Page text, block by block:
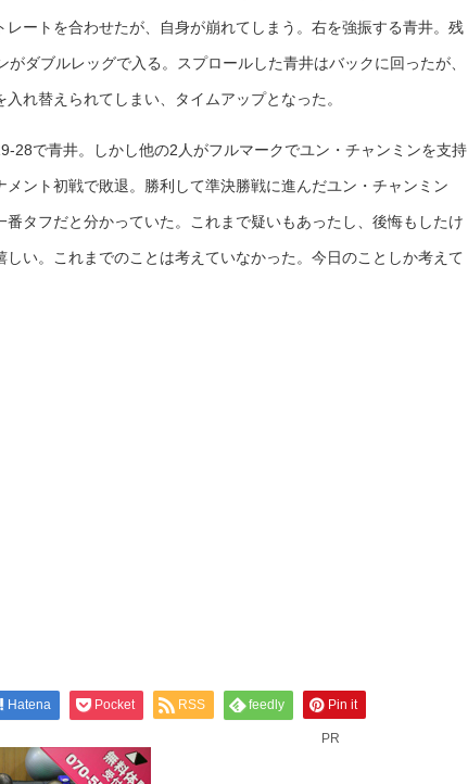
レートを合わせたが、自身が崩れてしまう。右を強振する青井。残
がダブルレッグで入る。スプロールした青井はバックに回ったが、
れ替えられてしまい、タイムアップとなった。
28で青井。しかし他の2人がフルマークでユン・チャンミンを支持
メント初戦で敗退。勝利して準決勝戦に進んだユン・チャンミン
番タフだと分かっていた。これまで疑いもあったし、後悔もしたけ
しい。これまでのことは考えていなかった。今日のことしか考えて
Hatena Pocket RSS feedly Pin it
PR